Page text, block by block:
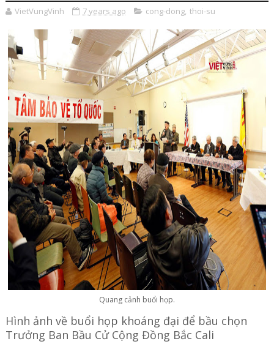
VietVungVinh 7 years ago cong-dong, thoi-su
Quang cảnh buổi họp.
Hình ảnh về buổi họp khoáng đại để bầu chọn
Trưởng Ban Bầu Cử Cộng Đồng Bắc Cali